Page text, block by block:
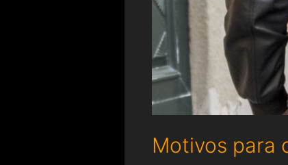
Motivos para